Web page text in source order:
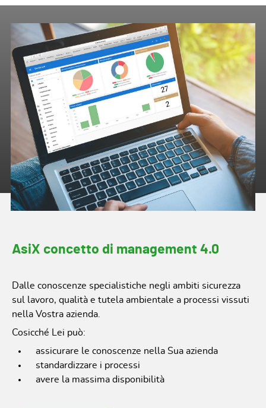
AsiX concetto di management 4.0
Dalle conoscenze specialistiche negli ambiti sicurezza
sul lavoro, qualità e tutela ambientale a processi vissuti
nella Vostra azienda.
Cosicché Lei può:
assicurare le conoscenze nella Sua azienda
standardizzare i processi
avere la massima disponibilità